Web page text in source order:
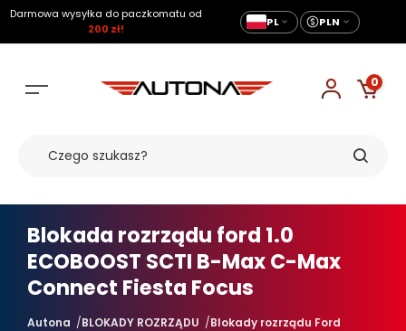
Darmowa wysyłka do paczkomatu od
200 zł!
PL PLN
0
Blokada rozrządu ford 1.0
ECOBOOST SCTI B-Max C-Max
Connect Fiesta Focus
Autona BLOKADY ROZRZĄDU Blokady rozrządu Ford